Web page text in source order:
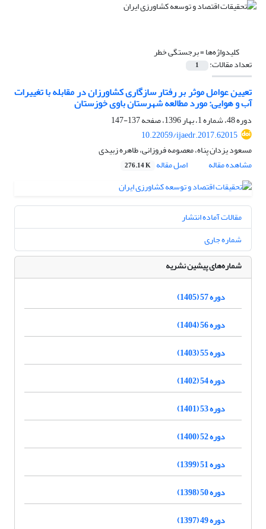
کلیدواژه‌ها =برجستگی خطر
تعداد مقالات: 1
تعیین عوامل موثر بر رفتار سازگاری کشاورزان در مقابله با تغییرات
آب و هوایی: مورد مطالعه شهرستان باوی خوزستان
دوره 48، شماره 1، بهار 1396، صفحه
137-147
10.22059/ijaedr.2017.62015
مسعود یزدان پناه، معصومه فروزانی، طاهره زبیدی
مشاهده مقاله
اصل مقاله 276.14 K
مقالات آماده انتشار
شماره جاری
شماره‌های پیشین نشریه
دوره 57 (1405)
دوره 56 (1404)
دوره 55 (1403)
دوره 54 (1402)
دوره 53 (1401)
دوره 52 (1400)
دوره 51 (1399)
دوره 50 (1398)
دوره 49 (1397)